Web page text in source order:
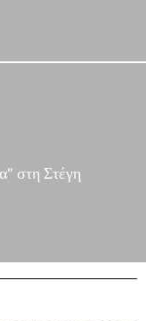
στη Στέγη